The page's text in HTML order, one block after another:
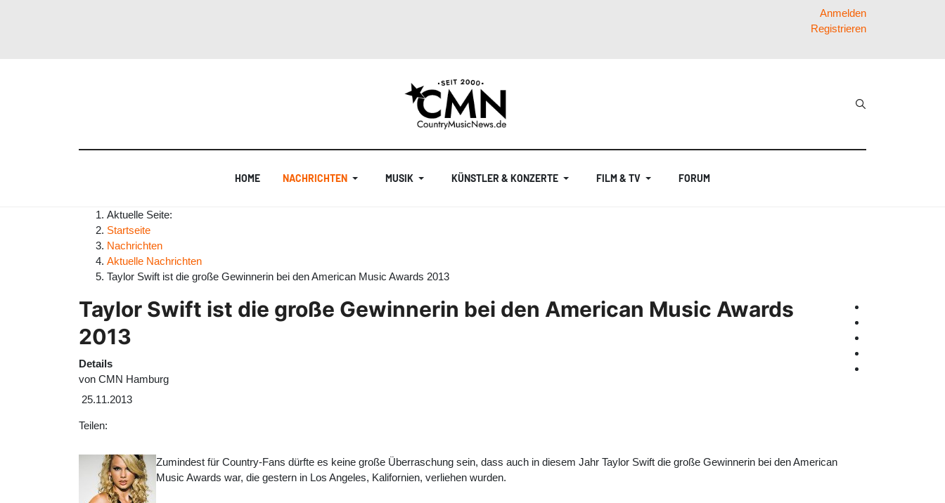
Anmelden
Registrieren
HOME NACHRICHTEN MUSIK KÜNSTLER & KONZERTE FILM & TV FORUM
Aktuelle Seite:
Startseite
Nachrichten
Aktuelle Nachrichten
Taylor Swift ist die große Gewinnerin bei den American Music Awards 2013
Taylor Swift ist die große Gewinnerin bei den American Music Awards
2013
Details
von CMN Hamburg
25.11.2013
Teilen:
Zumindest für Country-Fans dürfte es keine große Überraschung sein, dass auch in diesem Jahr Taylor Swift die große Gewinnerin bei denAmerican
Music Awards war, die gestern in Los Angeles, Kalifornien, verliehen wurden.